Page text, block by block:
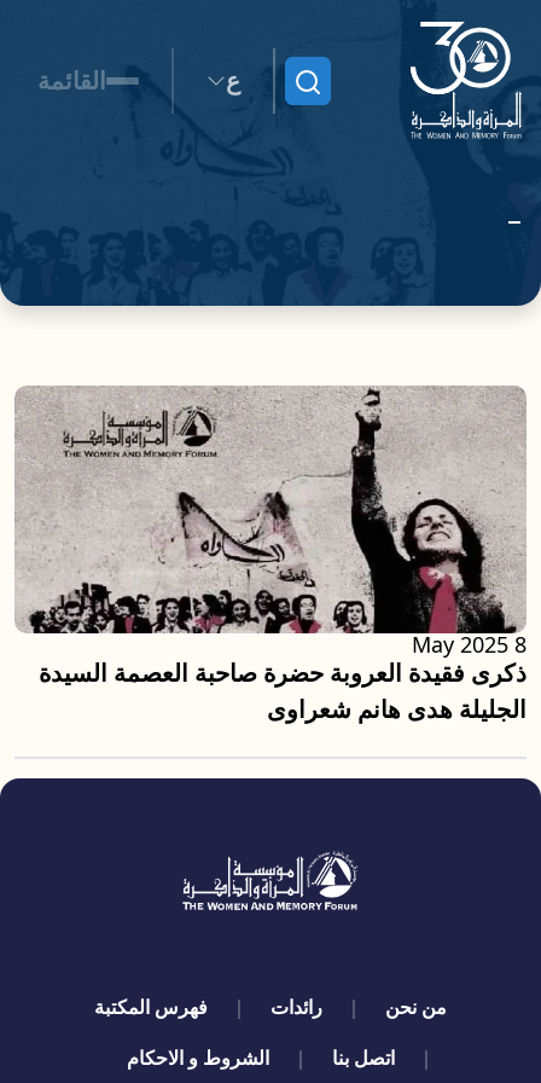
ابحث ع القائمة
ذكرى فقيدة العروبة حضرة صاحبة العصمة السيدة
الجليلة هدى هانم شعراوى
8 May 2025
quick links
من نحن رائدات
فهرس المكتبة
اتصل بنا
الشروط و الاحكام